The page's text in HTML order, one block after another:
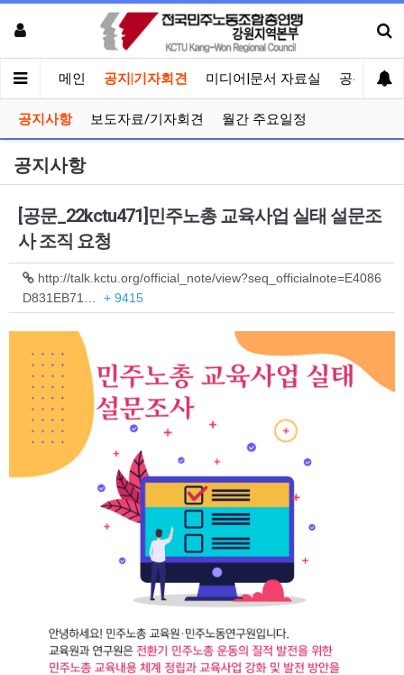
메인 공지|기자회견 미디어|문서 자료실 공유게시
공지사항 보도자료/기자회견 월간 주요일정
공지사항
[공문_22kctu471]민주노총 교육사업 실태 설문조
사 조직 요청
http://talk.kctu.org/official_note/view?seq_officialnote=E4086
D831EB71… + 9415